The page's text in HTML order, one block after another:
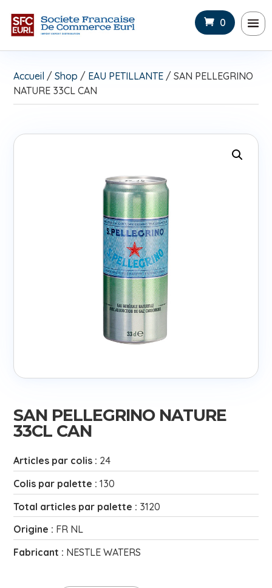
0
Accueil /Shop / EAU PETILLANTE / SAN PELLEGRINO
NATURE 33CL CAN
SAN PELLEGRINO NATURE
33CL CAN
Articles par colis : 24
Colis par palette :130
Total articles par palette : 3120
Origine : FR NL
Fabricant : NESTLE WATERS